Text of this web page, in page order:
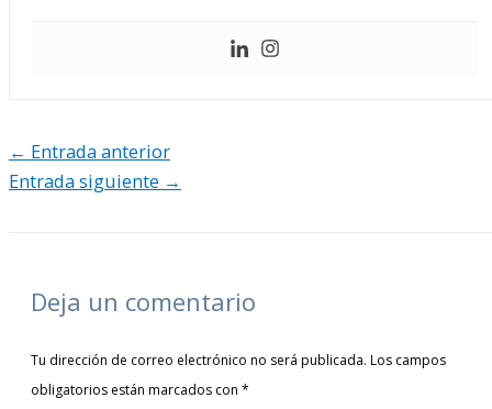
← Entrada anterior
Entrada siguiente →
Deja un comentario
Tu dirección de correo electrónico no será publicada. Los campos
obligatorios están marcados con *